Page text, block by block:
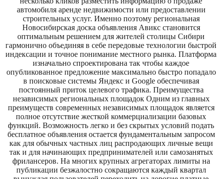
автомобиля аренде недвижимости или предоставлении
строительных услуг. Именно поэтому региональная
Новосибирская доска объявления Авикс становится
оптимальным решением для жителей столицы Сибири
гармонично объединяя в себе передовые технологии быстрой
индексации и точное понимание местного рынка. Платформа
изначально спроектирована так чтобы каждое
опубликованное предложение максимально быстро попадало
в поисковые системы Яндекс и Google обеспечивая
постоянный приток целевого трафика. Преимущества
независимых региональных площадок Одним из главных
преимуществ современных независимых площадок является
полное отсутствие жесткой коммерциализации базовых
функций. Возможность легко и без скрытых условий подать
бесплатное объявления остается фундаментальным запросом
как для обычных частных лиц распродающих личные вещи
так и для начинающих предпринимателей или самозанятых
фрилансеров. На многих крупных агрегаторах лимиты на
публикации безжалостно сокращаются каждый квартал